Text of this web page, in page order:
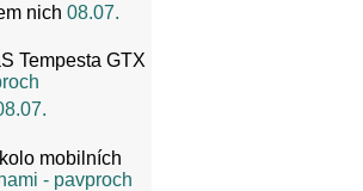
nich 08.07.
Tempesta GTX
mobilních
- pavproch